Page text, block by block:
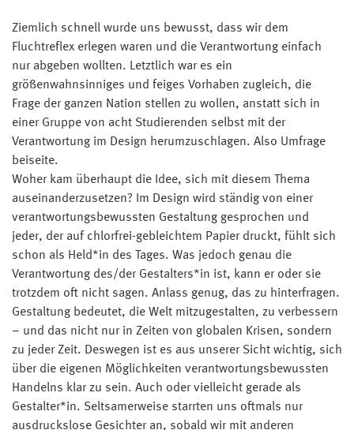
Ziemlich schnell wurde uns bewusst, dass wir dem
Fluchtreflex erlegen waren und die Verantwortung einfach
nur abgeben wollten. Letztlich war es ein
größenwahnsinniges und feiges Vorhaben zugleich, die
Frage der ganzen Nation stellen zu wollen, anstatt sich in
einer Gruppe von acht Studierenden selbst mit der
Verantwortung im Design herumzuschlagen. Also Umfrage
beiseite.
Woher kam überhaupt die Idee, sich mit diesem Thema
auseinanderzusetzen? Im Design wird ständig von einer
verantwortungsbewussten Gestaltung gesprochen und
jeder, der auf chlorfrei-gebleichtem Papier druckt, fühlt sich
schon als Held*in des Tages. Was jedoch genau die
Verantwortung des/der Gestalters*in ist, kann er oder sie
trotzdem oft nicht sagen. Anlass genug, das zu hinterfragen.
Gestaltung bedeutet, die Welt mitzugestalten, zu verbessern
– und das nicht nur in Zeiten von globalen Krisen, sondern
zu jeder Zeit. Deswegen ist es aus unserer Sicht wichtig, sich
über die eigenen Möglichkeiten verantwortungsbewussten
Handelns klar zu sein. Auch oder vielleicht gerade als
Gestalter*in. Seltsamerweise starrten uns oftmals nur
ausdruckslose Gesichter an, sobald wir mit anderen